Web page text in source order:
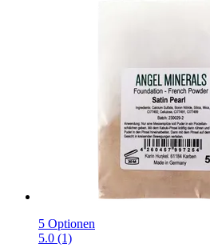
5 Optionen
5.0 (1)